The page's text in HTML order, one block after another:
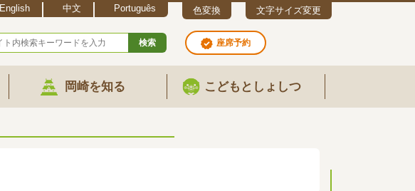
English 中文 Português 色変換 文字サイズ変更
検索 座席予約
岡崎を知る こどもとしょしつ